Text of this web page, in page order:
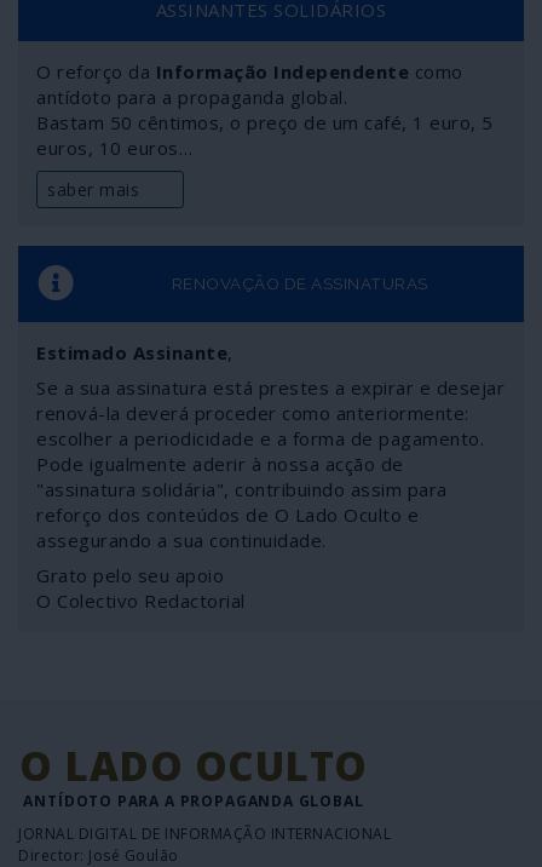
relação aos árabes, principalmente os palestinianos.
ASSINANTES SOLIDÁRIOS
O reforço da Informação Independente como
antídoto para a propaganda global.
Bastam 50 cêntimos, o preço de um café, 1 euro, 5
euros, 10 euros…
saber mais
RENOVAÇÃO DE ASSINATURAS
Estimado Assinante,
Se a sua assinatura está prestes a expirar e desejar
renová-la deverá proceder como anteriormente:
escolher a periodicidade e a forma de pagamento.
Pode igualmente aderir à nossa acção de
"assinatura solidária", contribuindo assim para
reforço dos conteúdos de O Lado Oculto e
assegurando a sua continuidade.
Grato pelo seu apoio
O Colectivo Redactorial
O LADO OCULTO
ANTÍDOTO PARA A PROPAGANDA GLOBAL
JORNAL DIGITAL DE INFORMAÇÃO INTERNACIONAL
Director: José Goulão